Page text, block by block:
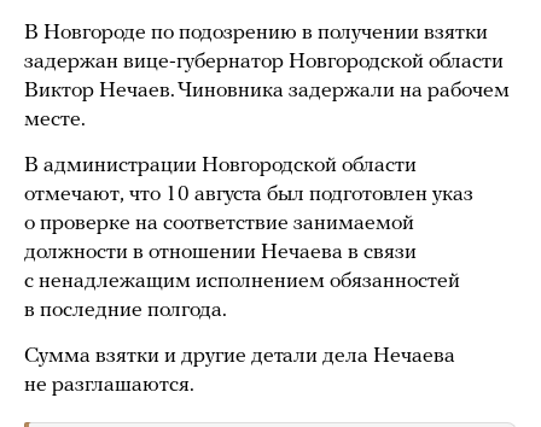
В Новгороде по подозрению в получении взятки
задержан вице-губернатор Новгородской области
Виктор Нечаев. Чиновника задержали на рабочем
месте.
В администрации Новгородской области
отмечают, что 10 августа был подготовлен указ
о проверке на соответствие занимаемой
должности в отношении Нечаева в связи
с ненадлежащим исполнением обязанностей
в последние полгода.
Сумма взятки и другие детали дела Нечаева
не разглашаются.